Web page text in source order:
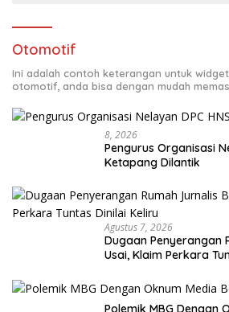
Otomotif
Ini adalah contoh keterangan untuk
otomotif, anda bisa dengan mudah
8, 2026
Pengurus Organisasi
Ketapang Dilantik
Agustus 7, 2026
Dugaan Penyerangan
Usai, Klaim Perkara
Polemik MBG Dengan